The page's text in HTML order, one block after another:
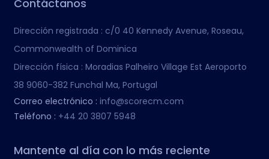
Contáctanos
Dirección registrada : c/0 40 Kennedy Avenue, Roseau,
Commonwealth of Dominica
Dirección física : Moradias Palheiro Village Est Aeroporto
38 9060-382 Funchal Ma, Portugal
Correo electrónico : info@scorecm.com
Teléfono : +44 20 3807 5948
Mantente al día con lo más reciente